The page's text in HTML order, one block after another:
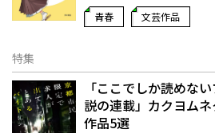
青春 文芸作品
特集
「ここでしか読めな
説の連載」――カクヨム
作品5選